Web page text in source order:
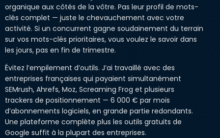
organique aux côtés de la vôtre. Pas leur profil de mots-
clés complet — juste le chevauchement avec votre
activité. Si un concurrent gagne soudainement du terrain
sur vos mots-clés prioritaires, vous voulez le savoir dans
les jours, pas en fin de trimestre.
Évitez l’empilement d’outils. J’ai travaillé avec des
entreprises françaises qui payaient simultanément
SEMrush, Ahrefs, Moz, Screaming Frog et plusieurs
trackers de positionnement — 6 000 € par mois
d’abonnements logiciels, en grande partie redondants.
Une plateforme complète plus les outils gratuits de
Google suffit à la plupart des entreprises.